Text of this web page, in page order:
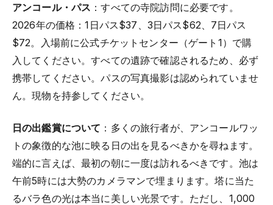
アンコール・パス ：すべての寺院訪問に必要です。
2026年の価格：1日パス$37、3日パス$62、7日パス
$72。入場前に公式チケットセンター（ゲート1）で購
入してください。すべての遺跡で確認されるため、必ず
携帯してください。パスの写真撮影は認められていませ
ん。現物を持参してください。
日の出鑑賞について ：多くの旅行者が、アンコールワッ
トの象徴的な池に映る日の出を見るべきかを尋ねます。
端的に言えば、最初の朝に一度は訪れるべきです。池は
午前5時には大勢のカメラマンで埋まります。塔に当た
るバラ色の光は本当に美しい光景です。ただし、1,000